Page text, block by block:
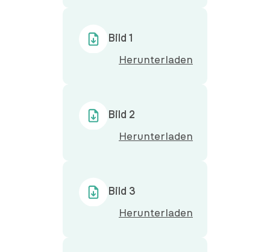
Bild 1
Herunterladen
Bild 2
Herunterladen
Bild 3
Herunterladen